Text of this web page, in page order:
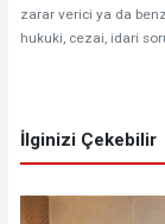
zarar verici ya da
hukuki, cezai, idari
İlginizi Çekebilir